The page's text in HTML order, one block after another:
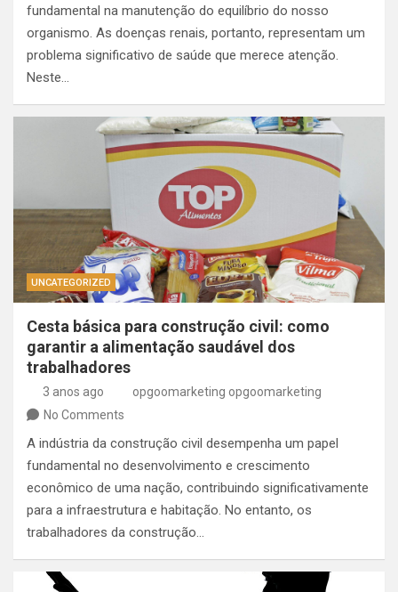
fundamental na manutenção do equilíbrio do nosso
organismo. As doenças renais, portanto, representam um
problema significativo de saúde que merece atenção.
Neste…
UNCATEGORIZED
Cesta básica para construção civil: como
garantir a alimentação saudável dos
trabalhadores
3 anos ago
opgoomarketing opgoomarketing
No Comments
A indústria da construção civil desempenha um papel
fundamental no desenvolvimento e crescimento
econômico de uma nação, contribuindo significativamente
para a infraestrutura e habitação. No entanto, os
trabalhadores da construção…